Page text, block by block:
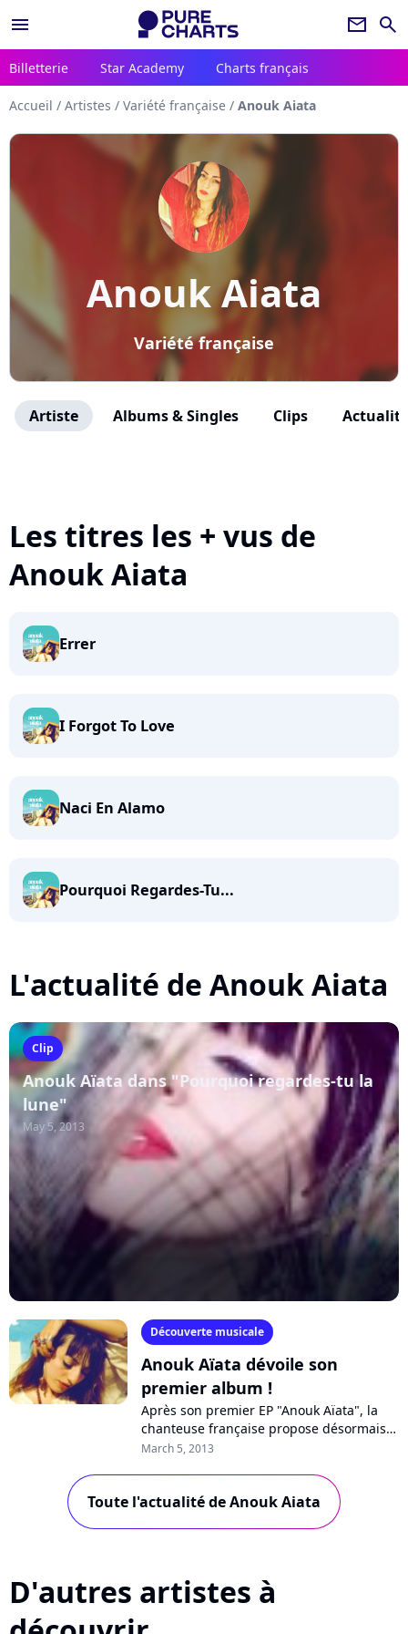
menu newsletter search
Billetterie Star Academy Charts français
Accueil / Artistes / Variété française / Anouk Aiata
Anouk Aiata
Variété française
Artiste Albums & Singles Clips
Les titres les + vus de
Anouk Aiata
Errer
I Forgot To Love
Naci En Alamo
Pourquoi Regardes-Tu...
L'actualité de Anouk Aiata
Clip
Anouk Aïata dans "Pourquoi regardes-tu la
lune"
May 5, 2013
Découverte musicale
Anouk Aïata dévoile son
premier album !
Après son premier EP "Anouk Aïata", la
chanteuse française propose désormais
un album, "La femme mangeuse des
March 5, 2013
Toute l'actualité de Anouk Aiata
D'autres artistes à